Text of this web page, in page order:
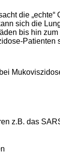
die
sich die
bis hin
z.B. das